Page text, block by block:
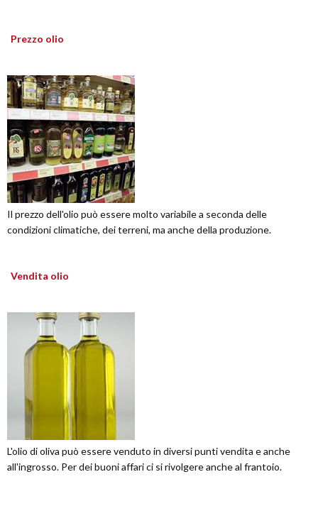
Prezzo olio
Il prezzo dell'olio può essere molto variabile a seconda delle
condizioni climatiche, dei terreni, ma anche della produzione.
Vendita olio
L'olio di oliva può essere venduto in diversi punti vendita e anche
all'ingrosso. Per dei buoni affari ci si rivolgere anche al frantoio.